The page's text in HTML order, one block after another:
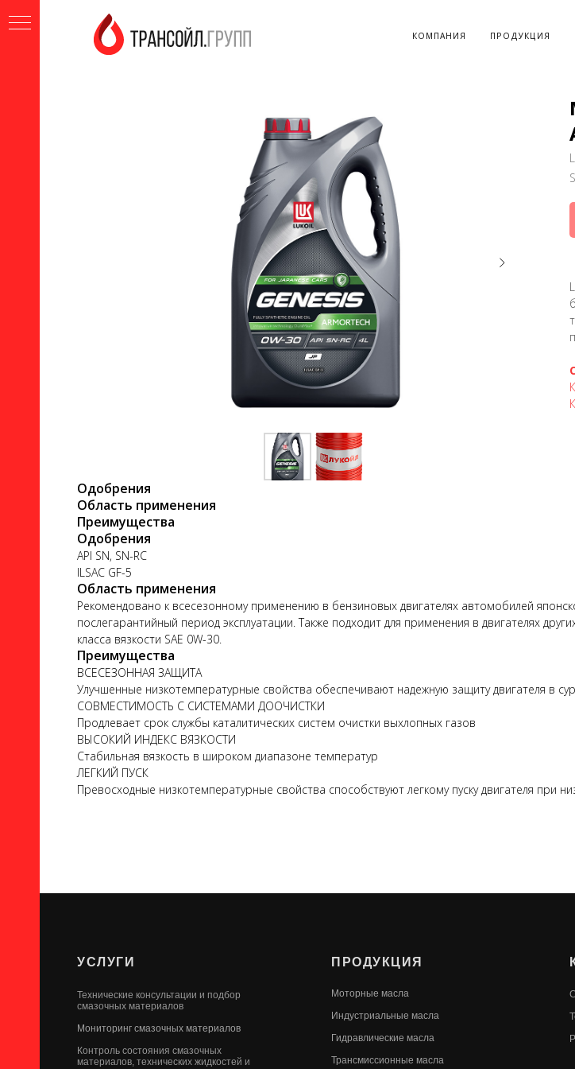
КОМПАНИЯ ПРОДУКЦИЯ
Одобрения
Область применения
Преимущества
Одобрения
API SN, SN-RC
ILSAC GF-5
Область применения
Рекомендовано к всесезонному применению в бензиновых двигателях автомобилей
послегарантийный период эксплуатации. Также подходит для применения в двигателях
класса вязкости SAE 0W-30.
Преимущества
ВСЕСЕЗОННАЯ ЗАЩИТА
Улучшенные низкотемпературные свойства обеспечивают надежную защиту двигателя в
СОВМЕСТИМОСТЬ С СИСТЕМАМИ ДООЧИСТКИ
Продлевает срок службы каталитических систем очистки выхлопных газов
ВЫСОКИЙ ИНДЕКС ВЯЗКОСТИ
Стабильная вязкость в широком диапазоне температур
ЛЕГКИЙ ПУСК
Превосходные низкотемпературные свойства способствуют легкому пуску двигателя при
УСЛУГИ
Технические консультации и подбор
смазочных материалов
Мониторинг смазочных материалов
Контроль состояния смазочных
материалов, технических жидкостей и
ПРОДУКЦИЯ
Моторные масла
Индустриальные масла
Гидравлические масла
Трансмиссионные масла
Т